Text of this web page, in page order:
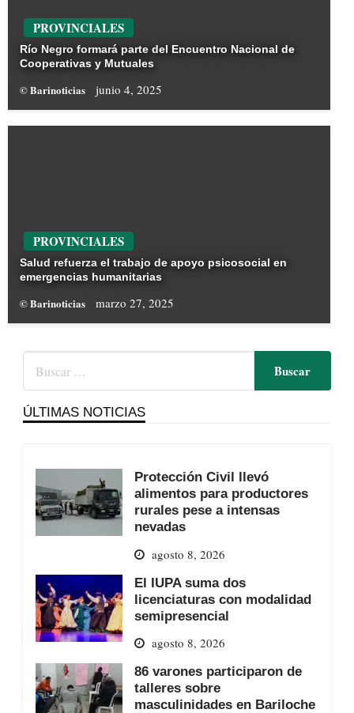
PROVINCIALES
Río Negro formará parte del Encuentro Nacional de
Cooperativas y Mutuales
© Barinoticias junio 4, 2025
PROVINCIALES
Salud refuerza el trabajo de apoyo psicosocial en
emergencias humanitarias
© Barinoticias marzo 27, 2025
ÚLTIMAS NOTICIAS
Protección Civil llevó
alimentos para productores
rurales pese a intensas
nevadas
agosto 8, 2026
El IUPA suma dos
licenciaturas con modalidad
semipresencial
agosto 8, 2026
86 varones participaron de
talleres sobre
masculinidades en Bariloche